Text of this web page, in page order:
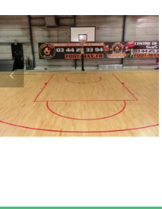
Terrain
basket 3×3
Riorges (42)